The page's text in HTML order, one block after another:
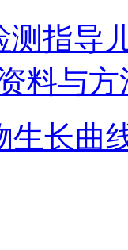
测指导
料与方
生长曲